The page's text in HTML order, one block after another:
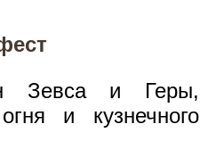
и Геры,
и кузнечного